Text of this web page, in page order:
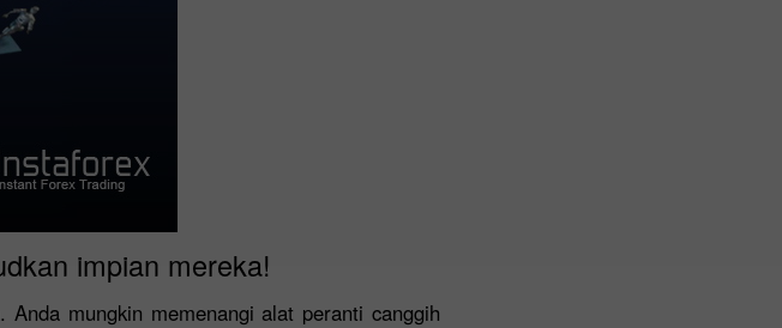
impian mereka!
mungkin memenangi alat peranti canggih